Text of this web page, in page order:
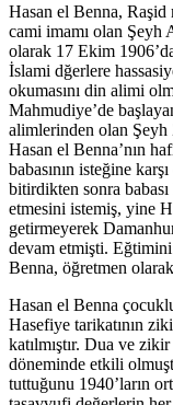
Hasan el Benna, Raşid
cami imamı olan Şeyh
olarak 17 Ekim
İslami dğerlere
okumasını din alimi
Mahmudiye’de
alimlerinden olan Şeyh
Hasan el Benna’nın
babasının isteğine
bitirdikten sonra
etmesini istemiş, yine
getirmeyerek
devam etmişti.
Benna, öğretmen
Hasan el Benna
Hasefiye tarikatının
katılmıştır. Dua ve
döneminde etkili
tuttuğunu 1940’ların